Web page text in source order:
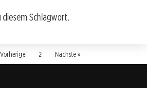
Schlagwort.
2 Nächste »